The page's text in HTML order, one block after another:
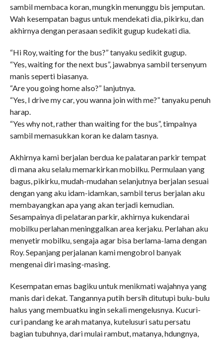
sambil membaca koran, mungkin menunggu bis jemputan.
Wah kesempatan bagus untuk mendekati dia, pikirku, dan
akhirnya dengan perasaan sedikit gugup kudekati dia.
“Hi Roy, waiting for the bus?” tanyaku sedikit gugup.
“Yes, waiting for the next bus”, jawabnya sambil tersenyum
manis seperti biasanya.
“Are you going home also?” lanjutnya.
“Yes, I drive my car, you wanna join with me?” tanyaku penuh
harap.
“Yes why not, rather than waiting for the bus”, timpalnya
sambil memasukkan koran ke dalam tasnya.
Akhirnya kami berjalan berdua ke palataran parkir tempat
di mana aku selalu memarkirkan mobilku. Permulaan yang
bagus, pikirku, mudah-mudahan selanjutnya berjalan sesuai
dengan yang aku idam-idamkan, sambil terus berjalan aku
membayangkan apa yang akan terjadi kemudian.
Sesampainya di pelataran parkir, akhirnya kukendarai
mobilku perlahan meninggalkan area kerjaku. Perlahan aku
menyetir mobilku, sengaja agar bisa berlama-lama dengan
Roy. Sepanjang perjalanan kami mengobrol banyak
mengenai diri masing-masing.
Kesempatan emas bagiku untuk menikmati wajahnya yang
manis dari dekat. Tangannya putih bersih ditutupi bulu-bulu
halus yang membuatku ingin sekali mengelusnya. Kucuri-
curi pandang ke arah matanya, kutelusuri satu persatu
bagian tubuhnya, dari mulai rambut, matanya, hdungnya,